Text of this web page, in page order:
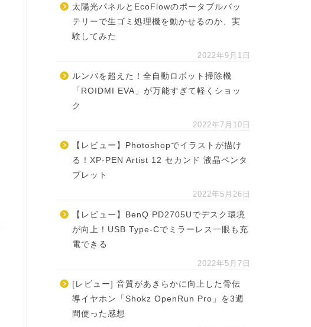
太陽光パネルとEcoFlowのポータブルバッ
テリーで生ゴミ処理機を動かせるのか、実
験してみた
2022年9月1日
ルンバを超えた！全自動ロボット掃除機
「ROIDMI EVA」が万能すぎて軽くショッ
ク
2022年7月10日
【レビュー】Photoshopでイラストが描け
る！XP-PEN Artist 12 セカンド 液晶ペンタ
ブレット
2022年5月26日
【レビュー】BenQ PD2705Uでデスク環境
が向上！USB Type-Cでミラーレス一眼も充
電できる
2022年5月7日
[レビュー] 音質があきらかに向上した骨伝
導イヤホン「Shokz OpenRun Pro」を3週
間使った感想